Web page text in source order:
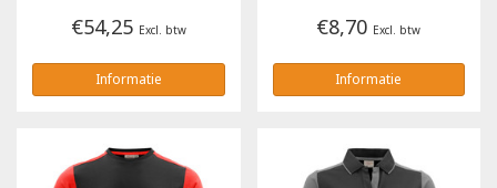
€54,25 Excl. btw
Informatie
€8,70 Excl. btw
Informatie